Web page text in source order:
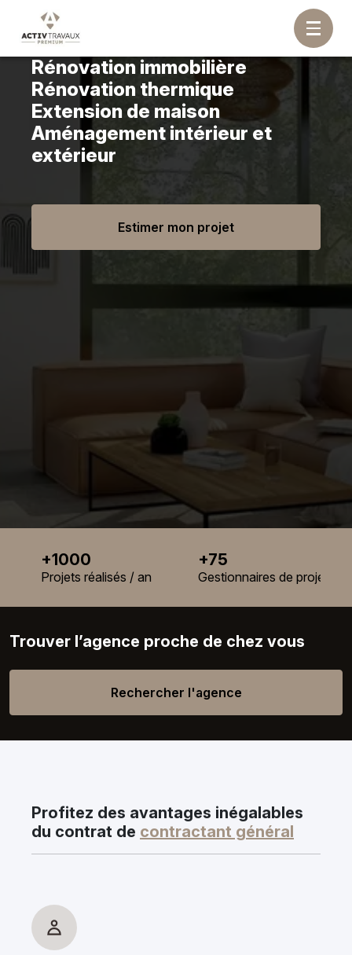
Rénovation immobilière
Rénovation thermique
Extension de maison
Aménagement intérieur et
extérieur
Estimer mon projet
+1000
Projets réalisés / an
+75
Gestionnaires de projets
Trouver l’agence proche de chez vous
Rechercher l'agence
Profitez des avantages inégalables
du contrat de contractant général